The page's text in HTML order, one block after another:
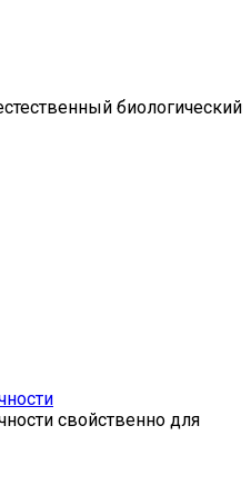
биологический
свойственно для